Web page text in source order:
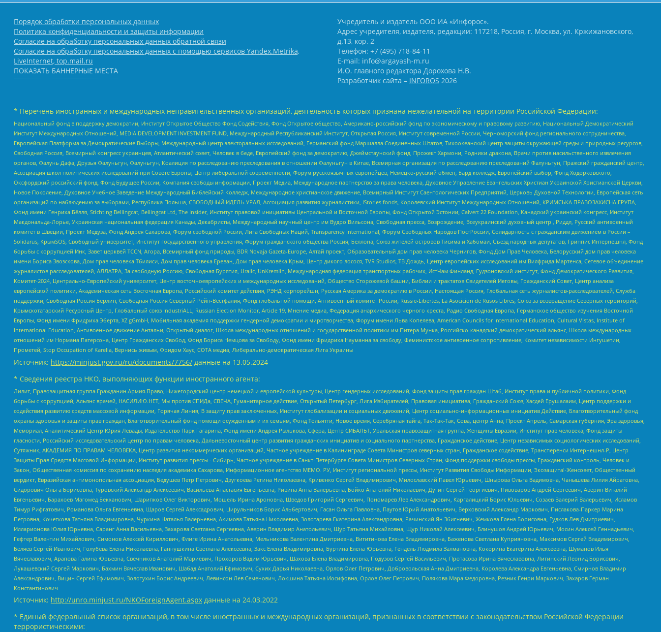
Порядок обработки персональных данных
Политика конфиденциальности и защиты информации
Согласие на обработку персональных данных обратной связи
Согласие на обработку персональных данных с помощью сервисов Yandex.Metrika,
LiveInternet, top.mail.ru
ПОКАЗАТЬ БАННЕРНЫЕ МЕСТА
Учредитель и издатель ООО ИА «Инфорос».
Адрес учредителя, издателя, редакции: 117218, Россия, г. Москва, ул. Кржижановского,
д.13, кор. 2
Телефон: +7 (495) 718-84-11
E-mail: info@argayash-m.ru
И.О. главного редактора Дорохова Н.В.
Разработчик сайта – INFOROS 2026
* Перечень иностранных и международных неправительственных организаций, деятельность которых признана нежелательной на территории Российской Федерации:
Национальный фонд в поддержку демократии, Институт Открытое Общество Фонд Содействия, Фонд Открытое общество, Американо-российский фонд по экономическому и правовому развитию, Национальный Демократический
Институт Международных Отношений, MEDIA DEVELOPMENT INVESTMENT FUND, Международный Республиканский Институт, Открытая Россия, Институт современной России, Черноморский фонд регионального сотрудничества,
Европейская Платформа за Демократические Выборы, Международный центр электоральных исследований, Германский фонд Маршалла Соединенных Штатов, Тихоокеанский центр защиты окружающей среды и природных ресурсов,
Свободная Россия, Всемирный конгресс украинцев, Атлантический совет, Человек в беде, Европейский фонд за демократию, Джеймстаунский фонд, Прожект Хармони, Родники дракона, Врачи против насильственного извлечения
органов, Фалунь Дафа, Друзья Фалуньгун, Фалуньгун, Коалиция по расследованию преследования в отношении Фалуньгун в Китае, Всемирная организация по расследованию преследований Фалуньгун, Пражский гражданский центр,
Ассоциация школ политических исследований при Совете Европы, Центр либеральной современности, Форум русскоязычных европейцев, Немецко-русский обмен, Бард колледж, Европейский выбор, Фонд Ходорковского,
Оксфордский российский фонд, Фонд Будущее России, Компания свободы информации, Проект Медиа, Международное партнерство за права человека, Духовное Управление Евангельских Христиан Украинской Христианской Церкви,
Новое Поколение, Духовное Учебное Заведение Международный Библейский Колледж, Международное христианское движение, Всемирный Институт Саентологических Предприятий, Церковь Духовной Технологии, Европейская сеть
организаций по наблюдению за выборами, Республика Польша, СВОБОДНЫЙ ИДЕЛЬ-УРАЛ, Ассоциация развития журналистики, IStories fonds, Королевский Институт Международных Отношений, КРИМСЬКА ПРАВОЗАХИСНА ГРУПА,
Фонд имени Генриха Бёлля, Stichting Bellingcat, Bellingcat Ltd, The Insider, Институт правовой инициативы Центральной и Восточной Европы, Фонд Открытой Эстонии, Calvert 22 Foundation, Канадский украинский конгресс, Институт
Макдональда-Лорье, Украинская национальная федерация Канады, Декабристы, Международный научный центр им Вудро Вильсона, Свободная пресса, Возрождение, Всеукраинский духовный центр , Риддл, Русский антивоенный
комитет в Швеции, Проект Медуза, Фонд Андрея Сахарова, Форум свободной России, Лига Свободных Наций, Transparеncy International, Форум Свободных Народов ПостРоссии, Солидарность с гражданским движением в России –
Solidarus, КрымSOS, Свободный университет, Институт государственного управления, Форум гражданского общества Россия, Беллона, Союз жителей островов Тисима и Хабомаи, Съезд народных депутатов, Гринпис Интернешнл, Фонд
борьбы с коррупцией Инк, Завет церквей TCCN, Агора, Всемирный фонд природы, BDR Novaja Gazeta-Europe, Алтай проект, Образовательный дом прав человека Чернигов, Фонд Дом Прав Человека, Белорусский дом прав человека
имени Бориса Звозскова, Дом прав человека Тбилиси, Дом прав человека Ереван, Дом прав человека Крым, Центр дикого лосося, TVR Studios, ТВ Дождь, Центр европейских исследований им Вилфрида Мартенса, Сетевое объединение
журналистов расследователей, АЛЛАТРА, За свободную Россию, Свободная Бурятия, Uralic, UnKremlin, Международная федерация транспортных рабочих, ИстЧам Финланд, Гудзоновский институт, Фонд Демократического Развития,
Комитет-2024, Центрально-Европейский университет, Центр восточноевропейских и международных исследований, Общество Сторожевой башни, Библии и трактатов Свидетелей Иеговы, Гражданский Совет, Центр анализа
европейской политики, Академическая сеть Восточная Европа, Российский комитет действия, РЭНД корпорейшн, Русская Америка за демократию в России, Настоящая Россия, Глобальная сеть журналистов-расследователей, Служба
поддержки, Свободная Россия Берлин, Свободная Россия Северный Рейн-Вестфалия, Фонд глобальной помощи, Антивоенный комитет России, Russie-Libertes, La Asocicion de Rusos Libres, Союз за возвращение Северных территорий,
Крымскотатарский Ресурсный Центр, Глобальный союз IndustriALL, Russian Election Monitor, Article 19, Мнение медиа, Федерация анархического черного креста, Радио Свободная Европа, Германское общество изучения Восточной
Европы, Фонд имени Фридриха Эберта, XZ gGmbH, Мобильная академия поддержки гендерной демократии и миротворчества, Форум имени Льва Копелева, American Councils for International Education, Cultural Vistas, Institute of
International Education, Антивоенное движение Антальи, Открытый диалог, Школа международных отношений и государственной политики им Питера Мунка, Российско-канадский демократический альянс, Школа международных
отношений им Нормана Патерсона, Центр Гражданских Свобод, Фонд Бориса Немцова за Свободу, Фонд имени Фридриха Науманна за свободу, Феминистское антивоенное сопротивление, Комитет независимости Ингушетии,
Прометей, Stop Occupation of Karelia, Вернись живым, Фридом Хаус, СОТА медиа, Либерально-демократическая Лига Украины
Источник: https://minjust.gov.ru/ru/documents/7756/ данные на 13.05.2024
* Сведения реестра НКО, выполняющих функции иностранного агента:
Лилит, Правозащитная группа Гражданин.Армия.Право, Нижегородский центр немецкой и европейской культуры, Центр гендерных исследований, Фонд защиты прав граждан Штаб, Институт права и публичной политики, Фонд
борьбы с коррупцией, Альянс врачей, НАСИЛИЮ.НЕТ, Мы против СПИДа, СВЕЧА, Гуманитарное действие, Открытый Петербург, Лига Избирателей, Правовая инициатива, Гражданский Союз, Хасдей Ерушалаим, Центр поддержки и
содействия развитию средств массовой информации, Горячая Линия, В защиту прав заключенных, Институт глобализации и социальных движений, Центр социально-информационных инициатив Действие, Благотворительный фонд
охраны здоровья и защиты прав граждан, Благотворительный фонд помощи осужденным и их семьям, Фонд Тольятти, Новое время, Серебряная тайга, Так-Так-Так, Сова, центр Анна, Проект Апрель, Самарская губерния, Эра здоровья,
Мемориал, Аналитический Центр Юрия Левады, Издательство Парк Гагарина, Фонд имени Андрея Рылькова, Сфера, Центр СИБАЛЬТ, Уральская правозащитная группа, Женщины Евразии, Институт прав человека, Фонд защиты
гласности, Российский исследовательский центр по правам человека, Дальневосточный центр развития гражданских инициатив и социального партнерства, Гражданское действие, Центр независимых социологических исследований,
Сутяжник, АКАДЕМИЯ ПО ПРАВАМ ЧЕЛОВЕКА, Центр развития некоммерческих организаций, Частное учреждение в Калининграде Совета Министров северных стран, Гражданское содействие, Трансперенси Интернешнл-Р, Центр
Защиты Прав Средств Массовой Информации, Институт развития прессы - Сибирь, Частное учреждение в Санкт-Петербурге Совета Министров Северных Стран, Фонд поддержки свободы прессы, Гражданский контроль, Человек и
Закон, Общественная комиссия по сохранению наследия академика Сахарова, Информационное агентство МЕМО. РУ, Институт региональной прессы, Институт Развития Свободы Информации, Экозащита!-Женсовет, Общественный
вердикт, Евразийская антимонопольная ассоциация, Бедушев Петр Петрович, Дзугкоева Регина Николаевна, Кривенко Сергей Владимирович, Милославский Павел Юрьевич, Шнырова Ольга Вадимовна, Чанышева Лилия Айратовна,
Сидорович Ольга Борисовна, Туровский Александр Алексеевич, Васильева Анастасия Евгеньевна, Ривина Анна Валерьевна, Бойко Анатолий Николаевич, Дугин Сергей Георгиевич, Пивоваров Андрей Сергеевич, Аверин Виталий
Евгеньевич, Барахоев Магомед Бекханович, Шарипков Олег Викторович, Мошель Ирина Ароновна, Шведов Григорий Сергеевич, Пономарев Лев Александрович, Каргалицкий Борис Юльевич, Созаев Валерий Валерьевич, Исламов
Тимур Рифгатович, Романова Ольга Евгеньевна, Щаров Сергей Алексадрович, Цирульников Борис Альбертович, Гасан Ольга Павловна, Паутов Юрий Анатольевич, Верховский Александр Маркович, Пислакова-Паркер Марина
Петровна, Кочеткова Татьяна Владимировна, Чуркина Наталья Валерьевна, Акимова Татьяна Николаевна, Золотарева Екатерина Александровна, Рачинский Ян Збигневич, Жемкова Елена Борисовна, Гудков Лев Дмитриевич,
Илларионова Юлия Юрьевна, Саранг Анна Васильевна, Захарова Светлана Сергеевна, Аверин Владимир Анатольевич, Щур Татьяна Михайловна, Щур Николай Алексеевич, Блинушов Андрей Юрьевич, Мосин Алексей Геннадьевич,
Гефтер Валентин Михайлович, Симонов Алексей Кириллович, Флиге Ирина Анатольевна, Мельникова Валентина Дмитриевна, Вититинова Елена Владимировна, Баженова Светлана Куприяновна, Максимов Сергей Владимирович,
Беляев Сергей Иванович, Голубева Елена Николаевна, Ганнушкина Светлана Алексеевна, Закс Елена Владимировна, Буртина Елена Юрьевна, Гендель Людмила Залмановна, Кокорина Екатерина Алексеевна, Шуманов Илья
Вячеславович, Арапова Галина Юрьевна, Свечников Анатолий Мариевич, Прохоров Вадим Юрьевич, Шахова Елена Владимировна, Подузов Сергей Васильевич, Протасова Ирина Вячеславовна, Литинский Леонид Борисович,
Лукашевский Сергей Маркович, Бахмин Вячеслав Иванович, Шабад Анатолий Ефимович, Сухих Дарья Николаевна, Орлов Олег Петрович, Добровольская Анна Дмитриевна, Королева Александра Евгеньевна, Смирнов Владимир
Александрович, Вицин Сергей Ефимович, Золотухин Борис Андреевич, Левинсон Лев Семенович, Локшина Татьяна Иосифовна, Орлов Олег Петрович, Полякова Мара Федоровна, Резник Генри Маркович, Захаров Герман
Константинович
Источник: http://unro.minjust.ru/NKOForeignAgent.aspx данные на 24.03.2022
* Единый федеральный список организаций, в том числе иностранных и международных организаций, признанных в соответствии с законодательством Российской Федерации
террористическими: